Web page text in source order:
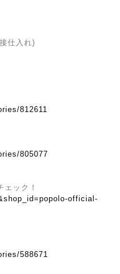
仕入れ)
812611
805077
ック！
official-
588671